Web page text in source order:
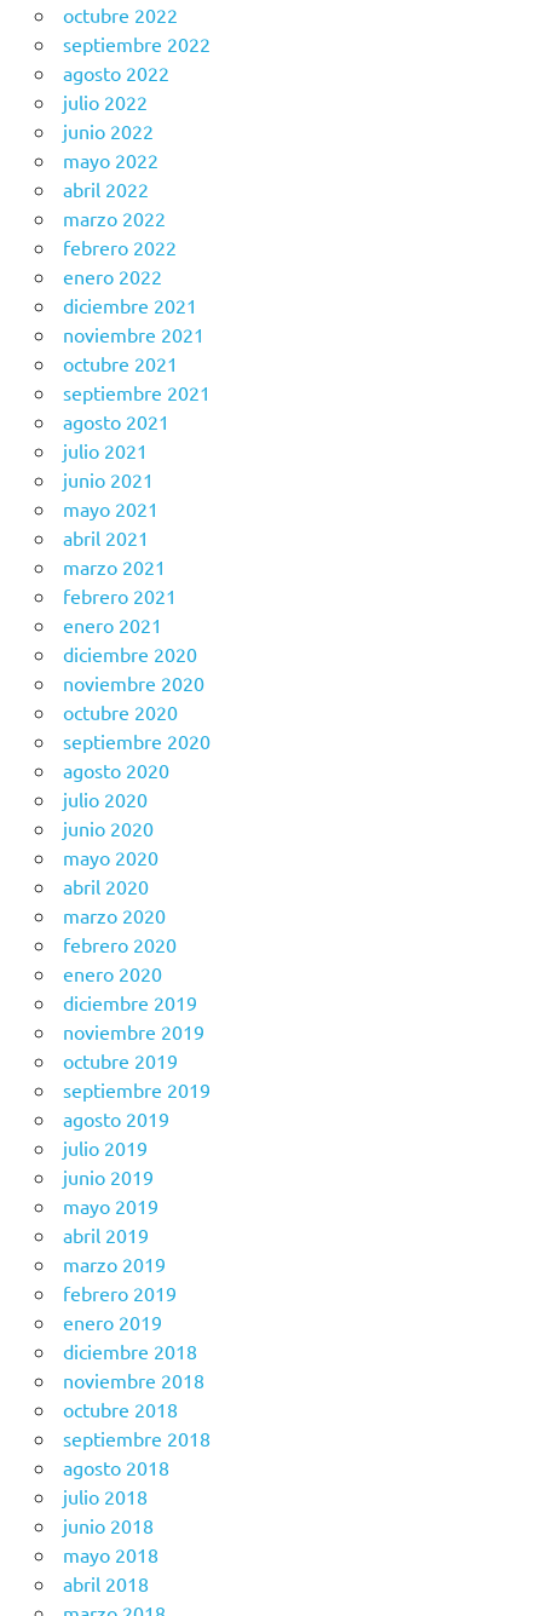
octubre 2022
septiembre 2022
agosto 2022
julio 2022
junio 2022
mayo 2022
abril 2022
marzo 2022
febrero 2022
enero 2022
diciembre 2021
noviembre 2021
octubre 2021
septiembre 2021
agosto 2021
julio 2021
junio 2021
mayo 2021
abril 2021
marzo 2021
febrero 2021
enero 2021
diciembre 2020
noviembre 2020
octubre 2020
septiembre 2020
agosto 2020
julio 2020
junio 2020
mayo 2020
abril 2020
marzo 2020
febrero 2020
enero 2020
diciembre 2019
noviembre 2019
octubre 2019
septiembre 2019
agosto 2019
julio 2019
junio 2019
mayo 2019
abril 2019
marzo 2019
febrero 2019
enero 2019
diciembre 2018
noviembre 2018
octubre 2018
septiembre 2018
agosto 2018
julio 2018
junio 2018
mayo 2018
abril 2018